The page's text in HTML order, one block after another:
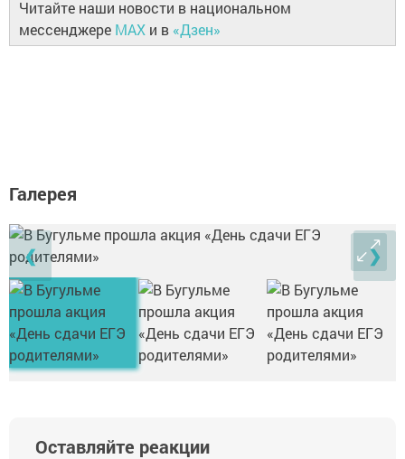
Читайте наши новости в национальном
мессенджере MAX и в «Дзен»
Галерея
❮ ❯
Оставляйте реакции